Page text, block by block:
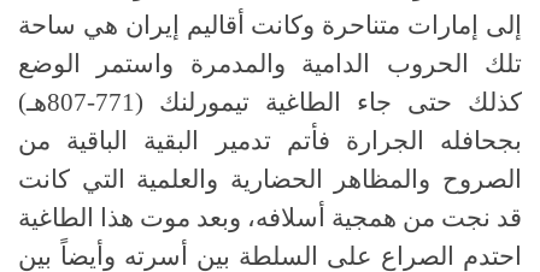
إلى إمارات متناحرة وكانت أقاليم إيران هي ساحة
تلك الحروب الدامية والمدمرة واستمر الوضع
كذلك حتى جاء الطاغية تيمورلنك (771-807هـ)
بجحافله الجرارة فأتم تدمير البقية الباقية من
الصروح والمظاهر الحضارية والعلمية التي كانت
قد نجت من همجية أسلافه، وبعد موت هذا الطاغية
احتدم الصراع على السلطة بين أسرته وأيضاً بين